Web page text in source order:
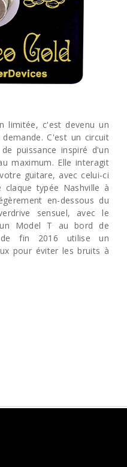
limitée, c'est devenu un
C'est un circuit
puissance inspiré d'un
maximum. Elle interagit
guitare, avec celui-ci
typée Nashville à
en-dessous du
sensuel, avec le
Model T au bord de
fin 2016 utilise un
pour éviter les bruits à